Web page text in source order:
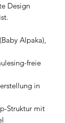
Design
Alpaka),
freie
in
Struktur mit